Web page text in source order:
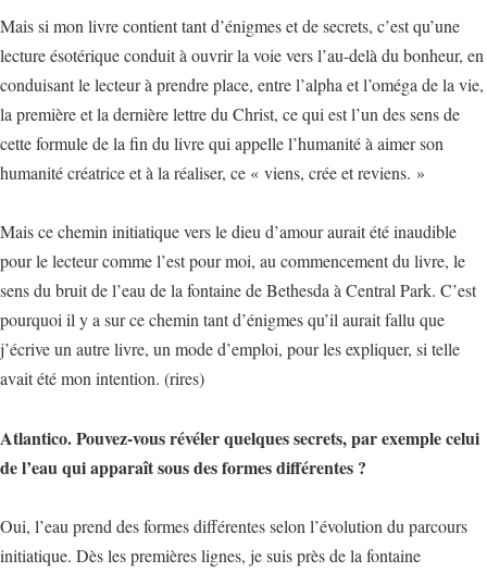
Mais si mon livre contient tant d’énigmes et de secrets, c’est qu’une
lecture ésotérique conduit à ouvrir la voie vers l’au-delà du bonheur, en
conduisant le lecteur à prendre place, entre l’alpha et l’oméga de la vie,
la première et la dernière lettre du Christ, ce qui est l’un des sens de
cette formule de la fin du livre qui appelle l’humanité à aimer son
humanité créatrice et à la réaliser, ce « viens, crée et reviens. »
Mais ce chemin initiatique vers le dieu d’amour aurait été inaudible
pour le lecteur comme l’est pour moi, au commencement du livre, le
sens du bruit de l’eau de la fontaine de Bethesda à Central Park. C’est
pourquoi il y a sur ce chemin tant d’énigmes qu’il aurait fallu que
j’écrive un autre livre, un mode d’emploi, pour les expliquer, si telle
avait été mon intention. (rires)
Atlantico. Pouvez-vous révéler quelques secrets, par exemple celui
de l’eau qui apparaît sous des formes différentes ?
Oui, l’eau prend des formes différentes selon l’évolution du parcours
initiatique. Dès les premières lignes, je suis près de la fontaine